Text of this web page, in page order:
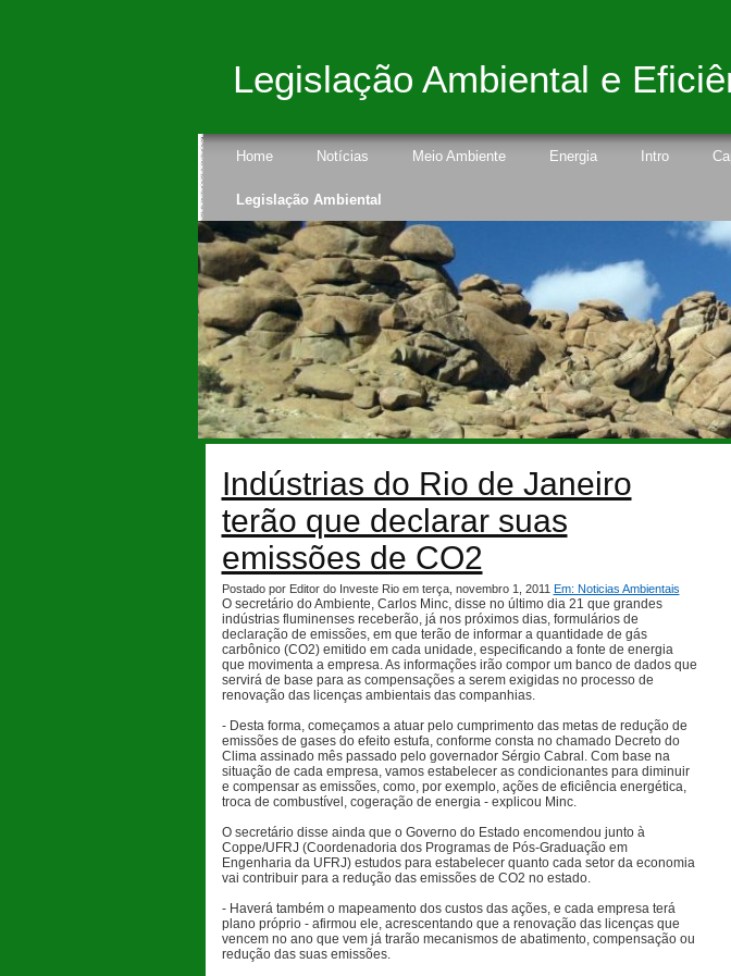
Legislação Ambiental e
Home Notícias Meio Ambiente Energia Intro
Legislação Ambiental
Indústrias do Rio de Janeiro
terão que declarar suas
emissões de CO2
Postado por Editor do Investe Rio em terça, novembro 1, 2011 Em: Noticias Ambientais
O secretário do Ambiente, Carlos Minc, disse no último dia 21 que grandes
indústrias fluminenses receberão, já nos próximos dias, formulários de
declaração de emissões, em que terão de informar a quantidade de gás
carbônico (CO2) emitido em cada unidade, especificando a fonte de energia
que movimenta a empresa. As informações irão compor um banco de dados que
servirá de base para as compensações a serem exigidas no processo de
renovação das licenças ambientais das companhias.
- Desta forma, começamos a atuar pelo cumprimento das metas de redução de
emissões de gases do efeito estufa, conforme consta no chamado Decreto do
Clima assinado mês passado pelo governador Sérgio Cabral. Com base na
situação de cada empresa, vamos estabelecer as condicionantes para diminuir
e compensar as emissões, como, por exemplo, ações de eficiência energética,
troca de combustível, cogeração de energia - explicou Minc.
O secretário disse ainda que o Governo do Estado encomendou junto à
Coppe/UFRJ (Coordenadoria dos Programas de Pós-Graduação em
Engenharia da UFRJ) estudos para estabelecer quanto cada setor da economia
vai contribuir para a redução das emissões de CO2 no estado.
- Haverá também o mapeamento dos custos das ações, e cada empresa terá
plano próprio - afirmou ele, acrescentando que a renovação das licenças que
vencem no ano que vem já trarão mecanismos de abatimento, compensação ou
redução das suas emissões.